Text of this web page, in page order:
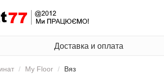
Доставка и оплата
My Floor Вяз